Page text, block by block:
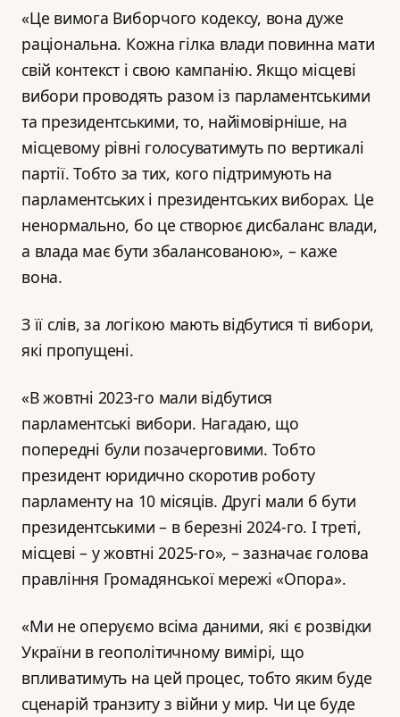
«Це вимога Виборчого кодексу, вона дуже
раціональна. Кожна гілка влади повинна мати
свій контекст і свою кампанію. Якщо місцеві
вибори проводять разом із парламентськими
та президентськими, то, найімовірніше, на
місцевому рівні голосуватимуть по вертикалі
партії. Тобто за тих, кого підтримують на
парламентських і президентських виборах. Це
ненормально, бо це створює дисбаланс влади,
а влада має бути збалансованою», – каже
вона.
З її слів, за логікою мають відбутися ті вибори,
які пропущені.
«В жовтні 2023-го мали відбутися
парламентські вибори. Нагадаю, що
попередні були позачерговими. Тобто
президент юридично скоротив роботу
парламенту на 10 місяців. Другі мали б бути
президентськими – в березні 2024-го. І треті,
місцеві – у жовтні 2025-го», – зазначає голова
правління Громадянської мережі «Опора».
«Ми не оперуємо всіма даними, які є розвідки
України в геополітичному вимірі, що
впливатимуть на цей процес, тобто яким буде
сценарій транзиту з війни у мир. Чи це буде